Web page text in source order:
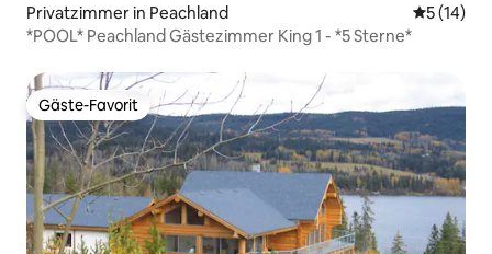
Privatzimmer in Peachland
5 (14)
*POOL* Peachland Gästezimmer King 1 - *5 Sterne*
Gäste-Favorit
Gäste-Favorit